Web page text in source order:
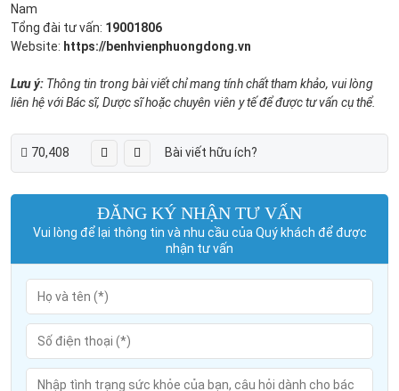
Nam
Tổng đài tư vấn: 19001806
Website: https://benhvienphuongdong.vn
Lưu ý: Thông tin trong bài viết chỉ mang tính chất tham khảo, vui lòng
liên hệ với Bác sĩ, Dược sĩ hoặc chuyên viên y tế để được tư vấn cụ thể.
70,408 Bài viết hữu ích?
ĐĂNG KÝ NHẬN TƯ VẤN
Vui lòng để lại thông tin và nhu cầu của Quý khách để được
nhận tư vấn